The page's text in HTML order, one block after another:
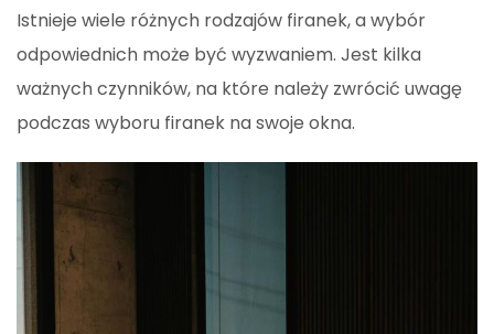
Istnieje wiele różnych rodzajów firanek, a wybór
odpowiednich może być wyzwaniem. Jest kilka
ważnych czynników, na które należy zwrócić uwagę
podczas wyboru firanek na swoje okna.